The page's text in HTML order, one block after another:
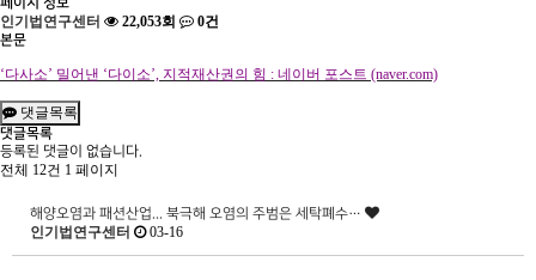
인기법연구센터 22,053회 0건
본문
‘다사소’ 밀어낸 ‘다이소’, 지적재산권의 힘 : 네이버 포스트 (naver.com)
댓글목록
댓글목록
등록된 댓글이 없습니다.
전체 12건 1 페이지
해양오염과 패션산업... 북극해 오염의 주범은 세탁폐수…
인기법연구센터 03-16